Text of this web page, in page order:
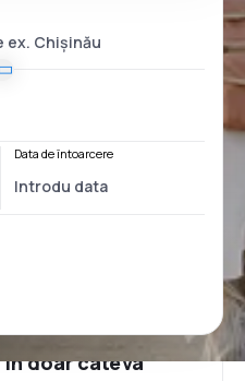
Data de întoarcere
doar câteva